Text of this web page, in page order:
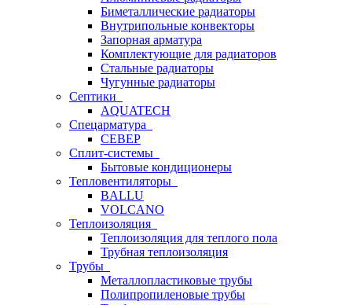
Биметаллические радиаторы
Внутрипольные конвекторы
Запорная арматура
Комплектующие для радиаторов
Стальные радиаторы
Чугунные радиаторы
Септики
AQUATECH
Спецарматура
СЕВЕР
Сплит-системы
Бытовые кондиционеры
Тепловентиляторы
BALLU
VOLCANO
Теплоизоляция
Теплоизоляция для теплого пола
Трубная теплоизоляция
Трубы
Металлопластиковые трубы
Полипропиленовые трубы